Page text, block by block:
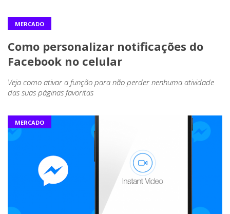
MERCADO
Como personalizar notificações do
Facebook no celular
Veja como ativar a função para não perder nenhuma atividade
das suas páginas favoritas
MERCADO